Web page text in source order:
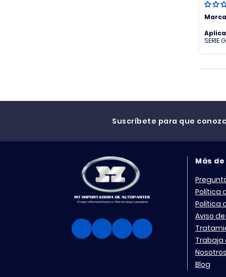
SERIE
EJE DE LEVAS
ELECTRICOS
EMPAQUES
Suscríbete para que
Más de
Política
Política
Aviso
Trabaja
Nosotros
Blog